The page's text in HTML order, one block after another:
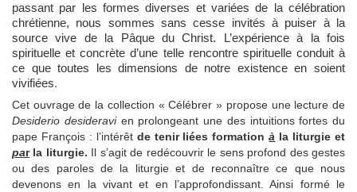
passant par les formes diverses et variées de la célébration
chrétienne, nous sommes sans cesse invités à puiser à la
source vive de la Pâque du Christ. L’expérience à la fois
spirituelle et concrète d’une telle rencontre spirituelle conduit à
ce que toutes les dimensions de notre existence en soient
vivifiées.
Cet ouvrage de la collection « Célébrer » propose une lecture de
Desiderio desideravien prolongeant une des intuitions fortes du
pape François : l’intérêt de tenir liées formationà la liturgie et
parla liturgie. Il s’agit de redécouvrir le sens profond des gestes
ou des paroles de la liturgie et de reconnaître ce que nous
devenons en la vivant et en l’approfondissant. Ainsi formé le